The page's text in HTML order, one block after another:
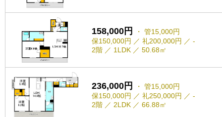
158,000円
・ 管15,000円
保150,000円 ／ 礼200,000円 ／ -
2階 ／ 1LDK ／ 50.68㎡
236,000円
・ 管15,000円
保150,000円 ／ 礼250,000円 ／ -
2階 ／ 2LDK ／ 66.88㎡